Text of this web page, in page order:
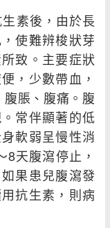
素後，由於長
使難辨梭狀芽
致。主要症狀
，少數帶血，
脹、腹痛。腹
常伴顯著的低
軟弱呈慢性消
天腹瀉停止，
果患兒腹瀉發
抗生素，則病